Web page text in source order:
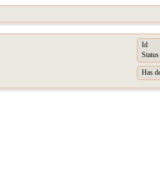
Id
Status
Has